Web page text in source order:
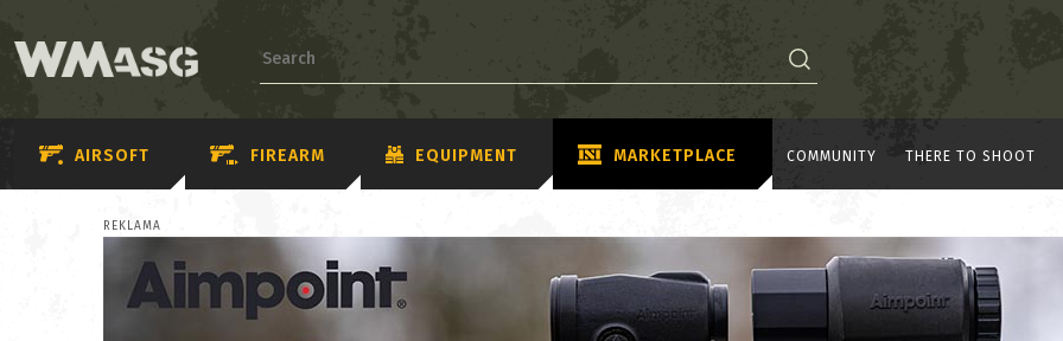
AIRSOFT FIREARM EQUIPMENT MARKETPLACE COMMUNITY THERE TO SHOOT
REKLAMA